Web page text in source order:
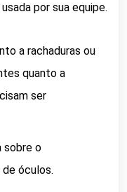
por sua equipe.
a rachaduras ou
quanto a
ser
sobre o
óculos.